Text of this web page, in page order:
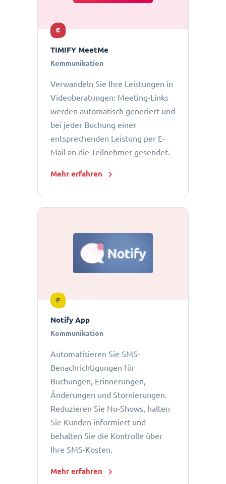
E
TIMIFY MeetMe
Kommunikation
Verwandeln Sie Ihre Leistungen in
Videoberatungen: Meeting-Links
werden automatisch generiert und
bei jeder Buchung einer
entsprechenden Leistung per E-
Mail an die Teilnehmer gesendet.
Mehr erfahren
P
Notify App
Kommunikation
Automatisieren Sie SMS-
Benachrichtigungen für
Buchungen, Erinnerungen,
Änderungen und Stornierungen.
Reduzieren Sie No-Shows, halten
Sie Kunden informiert und
behalten Sie die Kontrolle über
Ihre SMS-Kosten.
Mehr erfahren